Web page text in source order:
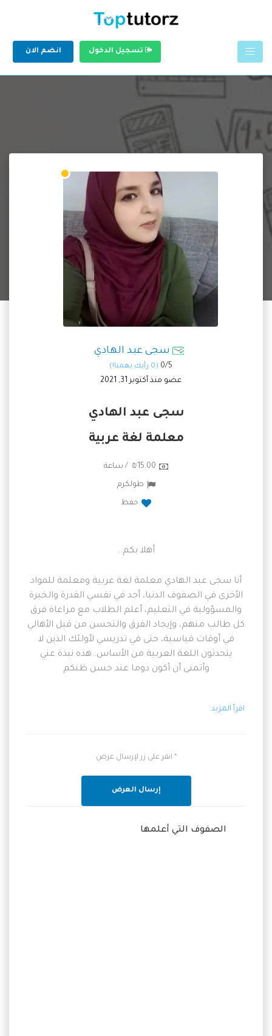
تسجيل الدخول انضم الان
سجى عبد الهادي
0/5 (0 رأيك يهمنا!)
عضو منذ أكتوبر 31, 2021
سجى عبد الهادي
معلمة لغة عربية
₪15.00 / ساعة
طولكرم
حفظ
أهلا بكم..
أنا سجى عبد الهادي معلمة لغة عربية ومعلمة للمواد
الأخرى في الصفوف الدنيا، أجد في نفسي القدرة والخبرة
والمسؤولية في التعليم، أعلم الطلاب مع مراعاة فرق
كل طالب منهم، وإيجاد الفرق والتحسن من قبل الأهالي
في أوقات قياسية، حتى في تدريسي لأولئك الذين لا
يتحدثون اللغة العربية من الأساس..هذه نبذة عني
وأتمنى أن أكون دوما عند حسن ظنكم
اقرأ المزيد
* انقر على زر لإرسال عرض
إرسال العرض
الصفوف التي أعلمها